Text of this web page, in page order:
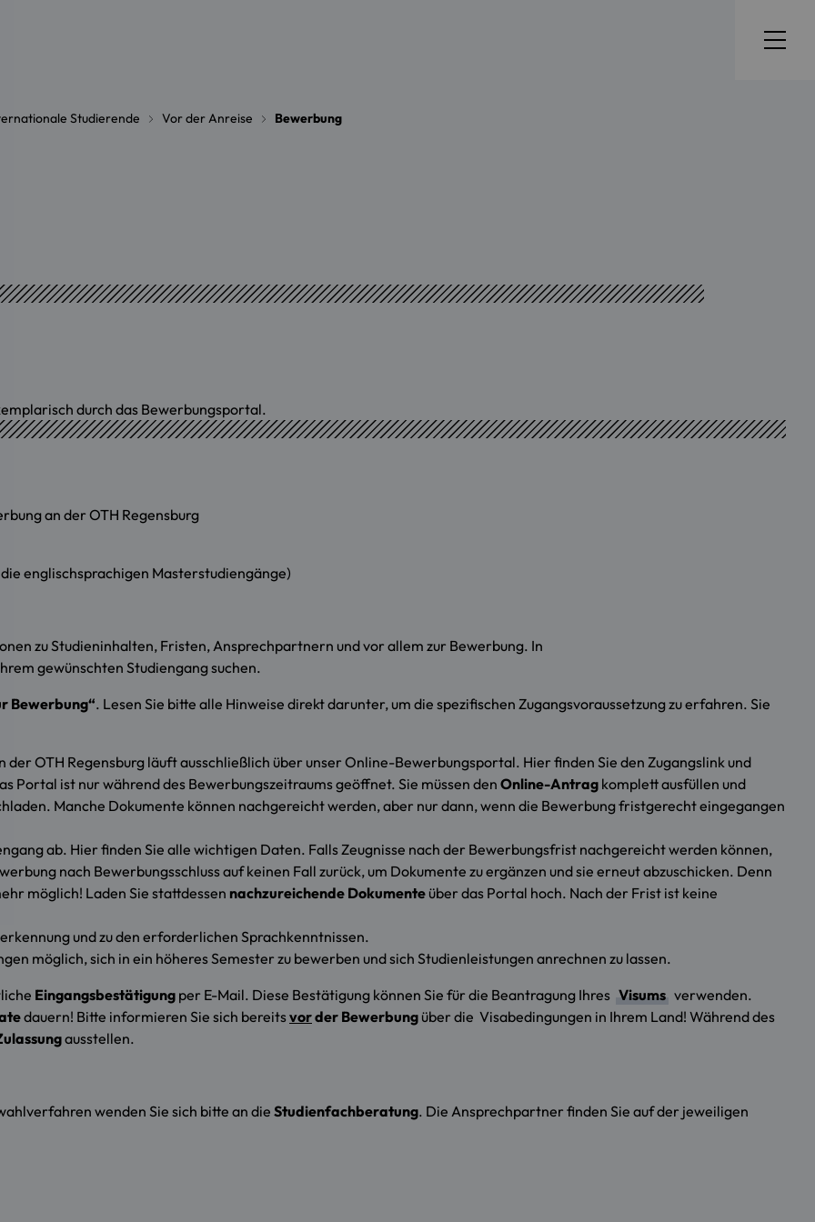
Studierende Vor der Anreise Bewerbung
durch das Bewerbungsportal.
an der OTH Regensburg
englischsprachigen Masterstudiengänge)
zu Studieninhalten, Fristen, Ansprechpartnern und vor allem zur Bewerbung. In
gewünschten Studiengang suchen.
Bewerbung“. Lesen Sie bitte alle Hinweise direkt darunter, um die spezifischen Zugangsvoraussetzung zu erfahren. Sie
der OTH Regensburg läuft ausschließlich über unser Online-Bewerbungsportal. Hier finden Sie den Zugangslink und
Portal ist nur während des Bewerbungszeitraums geöffnet. Sie müssen den Online-Antrag komplett ausfüllen und
Manche Dokumente können nachgereicht werden, aber nur dann, wenn die Bewerbung fristgerecht eingegangen
ab. Hier finden Sie alle wichtigen Daten. Falls Zeugnisse nach der Bewerbungsfrist nachgereicht werden können,
nach Bewerbungsschluss auf keinen Fall zurück, um Dokumente zu ergänzen und sie erneut abzuschicken. Denn
möglich! Laden Sie stattdessen nachzureichende Dokumente über das Portal hoch. Nach der Frist ist keine
und zu den erforderlichen Sprachkenntnissen.
möglich, sich in ein höheres Semester zu bewerben und sich Studienleistungen anrechnen zu lassen.
Eingangsbestätigung per E-Mail. Diese Bestätigung können Sie für die Beantragung Ihres Visums verwenden.
dauern! Bitte informieren Sie sich bereitsvorder Bewerbung über die Visabedingungen in Ihrem Land! Während des
ausstellen.
wenden Sie sich bitte an die Studienfachberatung. Die Ansprechpartner finden Sie auf der jeweiligen